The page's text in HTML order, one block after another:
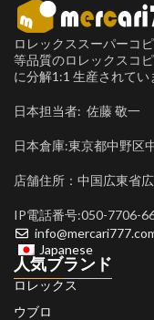
ロレックススーパーコ
等品質のロレックスコ
に分解1:1 生産されてい
日本担当者: 佐藤 敬一
日本倉庫:東京都中野区
店舗住所：中国広東省
IP電話番号:050-7706-
Japanese
人気ブランド
ロレックス
ウブロ